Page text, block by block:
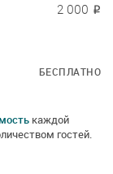
2 000 ₽
БЕСПЛАТНО
каждой
гостей.